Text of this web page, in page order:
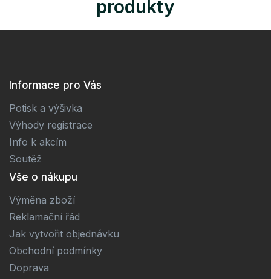
produkty
Informace pro Vás
Potisk a výšivka
Výhody registrace
Info k akcím
Soutěž
Vše o nákupu
Výměna zboží
Reklamační řád
Jak vytvořit objednávku
Obchodní podmínky
Doprava